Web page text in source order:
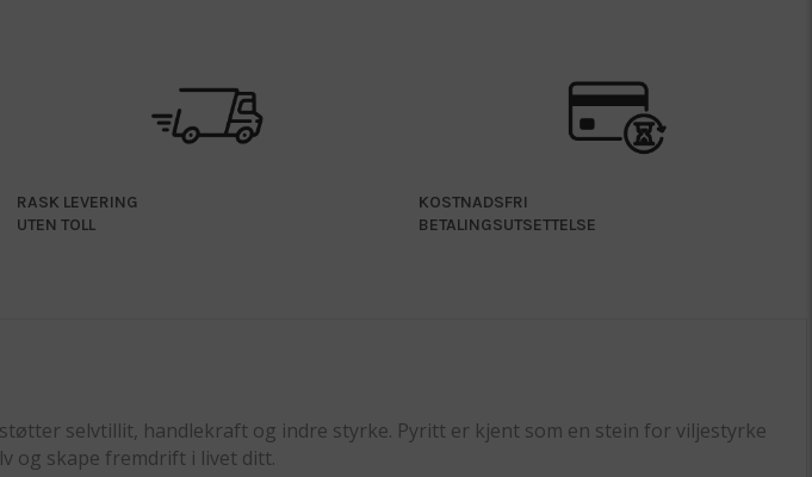
RASK LEVERING
UTEN TOLL
KOSTNADSFRI
BETALINGSUTSETTELSE
selvtillit, handlekraft og indre styrke. Pyritt er kjent som en stein for viljestyrke
og skape fremdrift i livet ditt.